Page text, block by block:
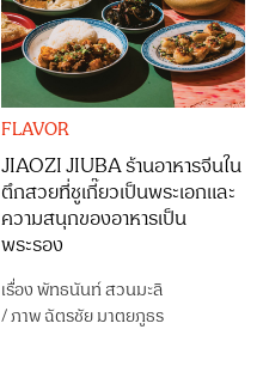
FLAVOR
JIAOZI JIUBA ร้านอาหารจีนใน
ตึกสวยที่ชูเกี๊ยวเป็นพระเอกและ
ความสนุกของอาหารเป็น
พระรอง
เรื่องพัทธนันท์ สวนมะลิ
/ภาพฉัตรชัย มาตยภูธร